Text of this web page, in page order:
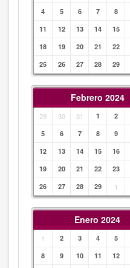
4
5 6 7 8
11
12 13 14 15
18
19 20 21 22
25
26 27 28 29
Febrero 2024
29 30 31 1 2
5
6 7 8 9
12
13 14 15 16
19
20 21 22 23
26
27 28 29 1
Enero 2024
1 2 3 4 5
8
9 10 11 12